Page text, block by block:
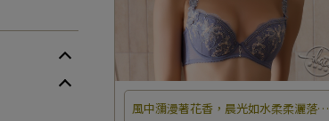
風中瀰漫著花香，晨光如水柔柔灑落在